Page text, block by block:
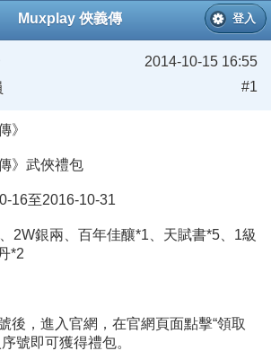
Muxplay 俠義傳 登入
2014-10-15 16:55
#1
》
》武俠禮包
16至2016-10-31
2W銀兩、百年佳釀*1、天賦書*5、1級
*2
後，進入官網，在官網頁面點擊“領取
號即可獲得禮包。